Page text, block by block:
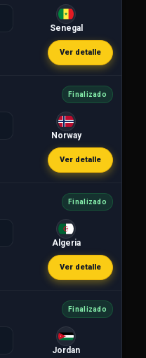
Senegal
Ver detalle
Finalizado
Norway
Ver detalle
Finalizado
Algeria
Ver detalle
Finalizado
Jordan